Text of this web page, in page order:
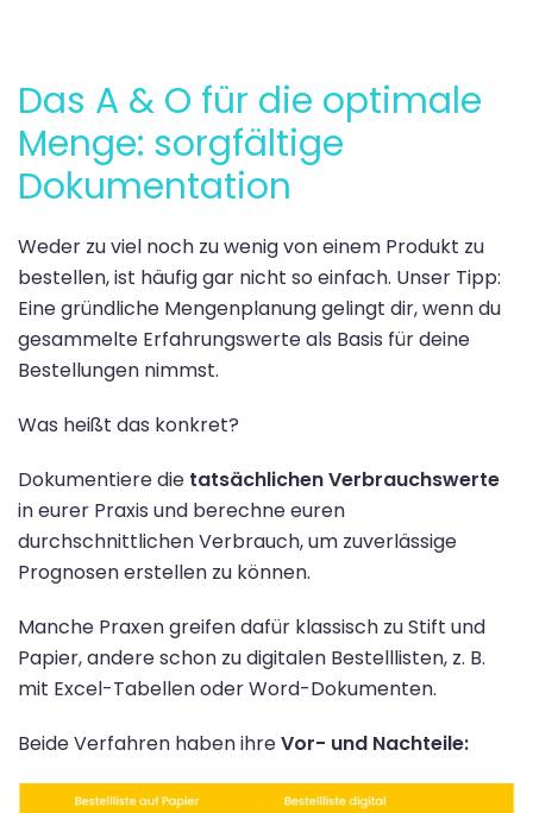
Das A & O für die optimale
Menge: sorgfältige
Dokumentation
Weder zu viel noch zu wenig von einem Produkt zu
bestellen, ist häufig gar nicht so einfach. Unser Tipp:
Eine gründliche Mengenplanung gelingt dir, wenn du
gesammelte Erfahrungswerte als Basis für deine
Bestellungen nimmst.
Was heißt das konkret?
Dokumentiere die tatsächlichen Verbrauchswerte
in eurer Praxis und berechne euren
durchschnittlichen Verbrauch, um zuverlässige
Prognosen erstellen zu können.
Manche Praxen greifen dafür klassisch zu Stift und
Papier, andere schon zu digitalen Bestelllisten, z. B.
mit Excel-Tabellen oder Word-Dokumenten.
Beide Verfahren haben ihreVor- und Nachteile: